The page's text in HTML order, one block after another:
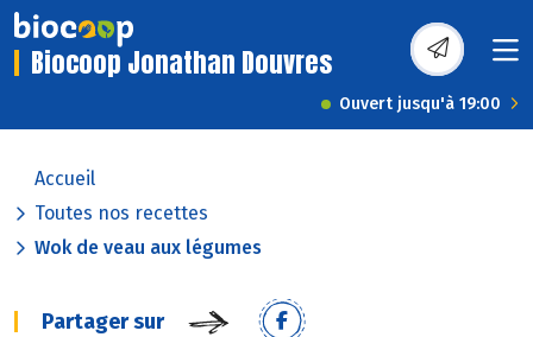
Biocoop Jonathan Douvres
Ouvert jusqu'à 19:00
Accueil
Toutes nos recettes
Wok de veau aux légumes
Partager sur